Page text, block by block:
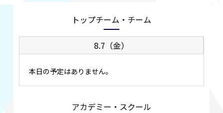
トップチーム・チーム
8.7（金）
本日の予定はありません。
アカデミー・スクール